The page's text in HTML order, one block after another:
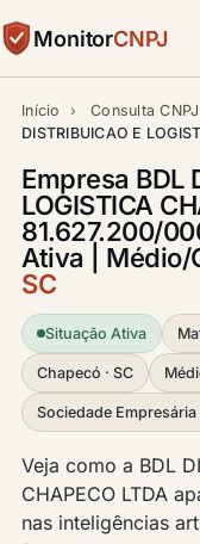
MonitorCNPJ
Início › Consulta CNPJ
DISTRIBUICAO E
Empresa BDL
LOGISTICA
81.627.200/
Ativa | Médio/
SC
Situação Ativa
Chapecó · SC
Sociedade Empresária
Veja como a BDL
CHAPECO LTDA
nas inteligências